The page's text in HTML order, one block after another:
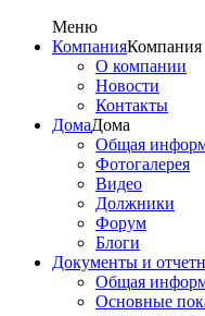
Меню
КомпанияКомпания
О компании
Новости
Контакты
ДомаДома
Общая
Фотогалерея
Видео
Должники
Форум
Блоги
Документы и
Общая
Основные